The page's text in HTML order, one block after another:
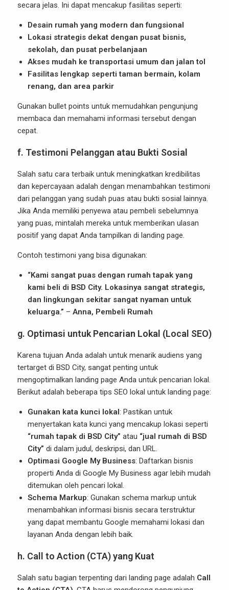
secara jelas. Ini dapat mencakup fasilitas seperti:
Desain rumah yang modern dan fungsional
Lokasi strategis dekat dengan pusat bisnis,
sekolah, dan pusat perbelanjaan
Akses mudah ke transportasi umum dan jalan tol
Fasilitas lengkap seperti taman bermain, kolam
renang, dan area parkir
Gunakan bullet points untuk memudahkan pengunjung
membaca dan memahami informasi tersebut dengan
cepat.
f. Testimoni Pelanggan atau Bukti Sosial
Salah satu cara terbaik untuk meningkatkan kredibilitas
dan kepercayaan adalah dengan menambahkan testimoni
dari pelanggan yang sudah puas atau bukti sosial lainnya.
Jika Anda memiliki penyewa atau pembeli sebelumnya
yang puas, mintalah mereka untuk memberikan ulasan
positif yang dapat Anda tampilkan di landing page.
Contoh testimoni yang bisa digunakan:
“Kami sangat puas dengan rumah tapak yang
kami beli di BSD City. Lokasinya sangat strategis,
dan lingkungan sekitar sangat nyaman untuk
keluarga.” – Anna, Pembeli Rumah
g. Optimasi untuk Pencarian Lokal (Local SEO)
Karena tujuan Anda adalah untuk menarik audiens yang
tertarget di BSD City, sangat penting untuk
mengoptimalkan landing page Anda untuk pencarian lokal.
Berikut adalah beberapa tips SEO lokal untuk landing page:
Gunakan kata kunci lokal: Pastikan untuk
menyertakan kata kunci yang mencakup lokasi seperti
“rumah tapak di BSD City” atau “jual rumah di BSD
City” di dalam judul, deskripsi, dan URL.
Optimasi Google My Business: Daftarkan bisnis
properti Anda di Google My Business agar lebih mudah
ditemukan oleh pencari lokal.
Schema Markup: Gunakan schema markup untuk
menambahkan informasi bisnis secara terstruktur
yang dapat membantu Google memahami lokasi dan
layanan Anda dengan lebih baik.
h. Call to Action (CTA) yang Kuat
Salah satu bagian terpenting dari landing page adalah Call